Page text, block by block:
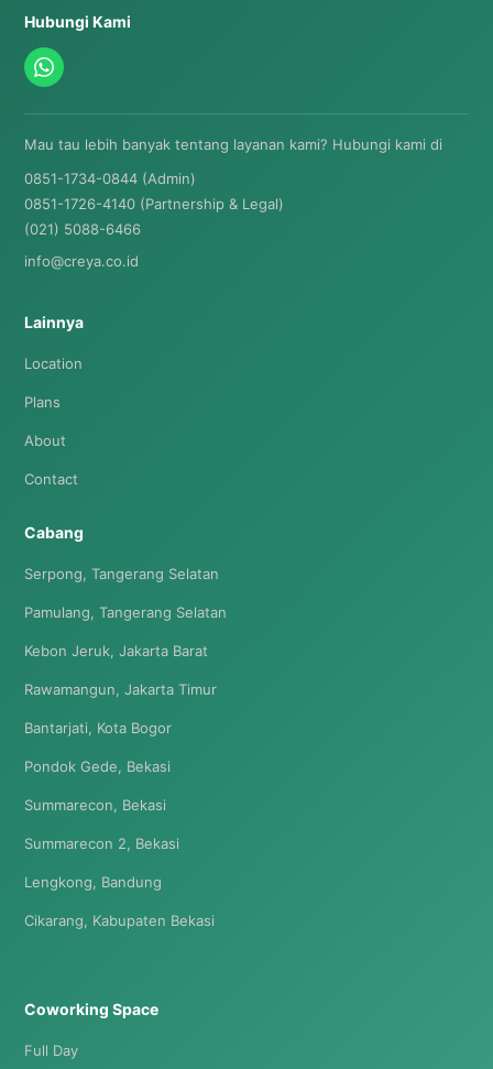
Hubungi Kami
Mau tau lebih banyak tentang layanan kami? Hubungi kami di
0851-1734-0844 (Admin)
0851-1726-4140 (Partnership & Legal)
(021) 5088-6466
info@creya.co.id
Lainnya
Location
Plans
About
Contact
Cabang
Serpong, Tangerang Selatan
Pamulang, Tangerang Selatan
Kebon Jeruk, Jakarta Barat
Rawamangun, Jakarta Timur
Bantarjati, Kota Bogor
Pondok Gede, Bekasi
Summarecon, Bekasi
Summarecon 2, Bekasi
Lengkong, Bandung
Cikarang, Kabupaten Bekasi
Coworking Space
Full Day